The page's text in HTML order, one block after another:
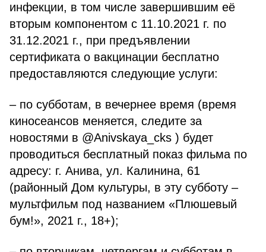
инфекции, в том числе завершившим её
вторым компонентом с 11.10.2021 г. по
31.12.2021 г., при предъявлении
сертификата о вакцинации бесплатно
предоставляются следующие услуги:
– по субботам, в вечернее время (время
киносеансов меняется, следите за
новостями в @Anivskaya_cks ) будет
проводиться бесплатный показ фильма по
адресу: г. Анива, ул. Калинина, 61
(районный Дом культуры, в эту субботу –
мультфильм под названием «Плюшевый
бум!», 2021 г., 18+);